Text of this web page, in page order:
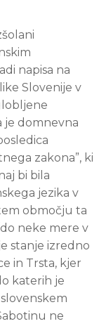
napisa na
Slovenije v
je domnevna
zakona”, ki
bi bila
jezika v
območju ta
neke mere v
stanje izredno
in Trsta, kjer
katerih je
ne